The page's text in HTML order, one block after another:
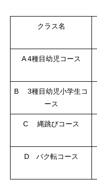
クラス名
A 4種目幼児コース
B 3種目幼児小学生コ
ース
C 縄跳びコース
D バク転コース